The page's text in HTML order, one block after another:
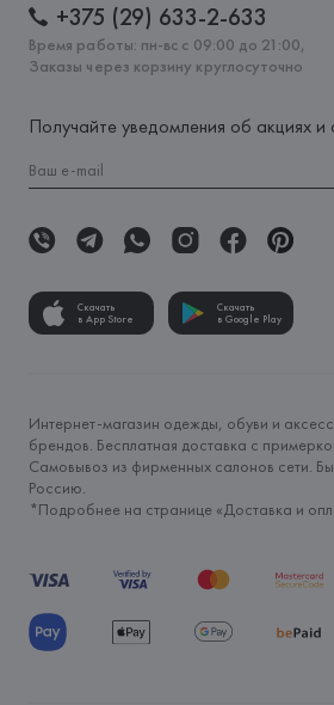
+375 (29) 633-2-633
Время работы: пн-вс с 09:00 до 21:00,
Заказы через корзину круглосуточно
Получайте уведомления об акциях и
Скачать
в App Store
Скачать
в Google Play
Интернет-магазин одежды, обуви и
брендов. Бесплатная доставка с
Самовывоз из фирменных салонов сети.
Россию.
*Подробнее на странице «Доставка и